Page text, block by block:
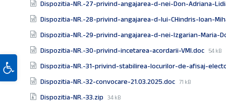
Deschide bara de unelte
Dispozitia-NR.-27-privind-angajarea-d-nei-Don-Adriana-
Dispozitia-NR.-28-privind-angajarea-d-lui-CHindris-Ioan-
Dispozitia-NR.-29-privind-angajarea-d-nei-Izgarian-Maria-
Dispozitia-NR.-30-privind-incetarea-acordarii-VMI.doc File
54 kB
Dispozitia-NR.-31-privind-stabilirea-locurilor-de-afisaj-
Dispozitia-NR.-32-convocare-21.03.2025.doc File
71 kB
Dispozitia-NR.-33.zip File
34 kB